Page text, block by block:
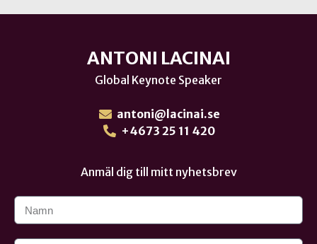
ANTONI LACINAI
Global Keynote Speaker
antoni@lacinai.se
+4673 25 11 420
Anmäl dig till mitt nyhetsbrev